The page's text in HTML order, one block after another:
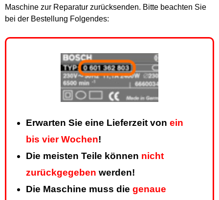
Maschine zur Reparatur zurücksenden. Bitte beachten Sie
bei der Bestellung Folgendes:
Erwarten Sie eine Lieferzeit von ein
bis vier Wochen!
Die meisten Teile können nicht
zurückgegeben werden!
Die Maschine muss die genaue